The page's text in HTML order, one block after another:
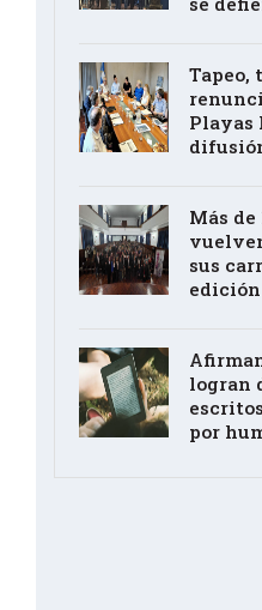
Tapeo,
Playas
Más de
sus
edición
logran
por